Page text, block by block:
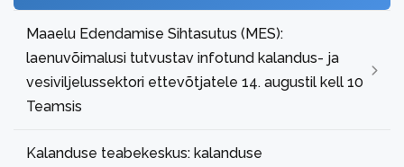
Maaelu Edendamise Sihtasutus (MES):
laenuvõimalusi tutvustav infotund kalandus- ja
vesiviljelussektori ettevõtjatele 14. augustil kell 10
Teamsis
Kalanduse teabekeskus: kalanduse